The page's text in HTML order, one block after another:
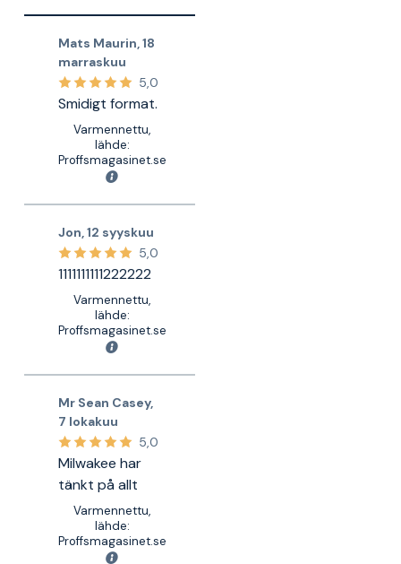
Mats Maurin,18
marraskuu
5,0
Smidigt format.
Varmennettu,
lähde:
Proffsmagasinet.se
Jon,12 syyskuu
5,0
1111111111222222
Varmennettu,
lähde:
Proffsmagasinet.se
Mr Sean Casey,
7 lokakuu
5,0
Milwakee har
tänkt på allt
Varmennettu,
lähde:
Proffsmagasinet.se